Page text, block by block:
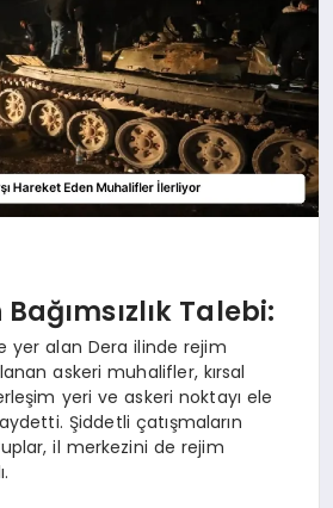
Talebi:
yer alan Dera ilinde rejim
askeri muhalifler, kırsal
yeri ve askeri noktayı ele
Şiddetli çatışmaların
il merkezini de rejim